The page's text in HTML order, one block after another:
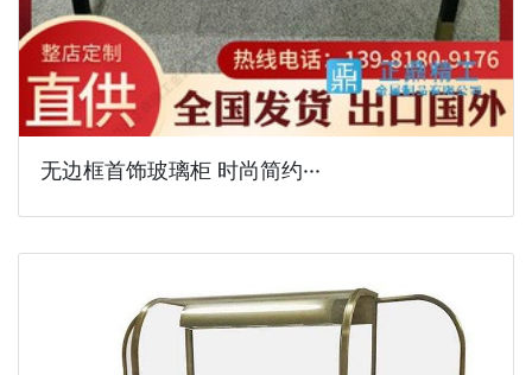
无边框首饰玻璃柜 时尚简约···